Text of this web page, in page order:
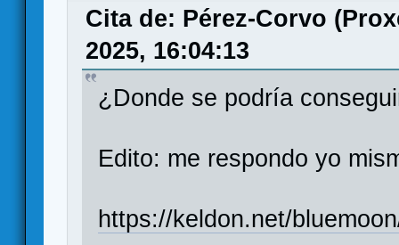
Cita de: Pérez-Corvo
2025, 16:04:13
¿Donde se podría
Edito: me respondo yo
https://keldon.net/